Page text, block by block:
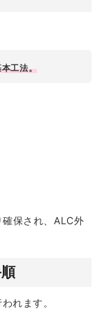
工法。
保され、ALC外
れます。